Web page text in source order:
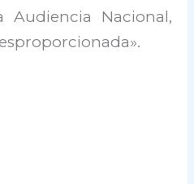
Nacional,